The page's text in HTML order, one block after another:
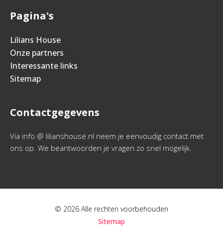
Pagina's
Lilians House
Onze partners
Interessante links
Sitemap
Contactgegevens
Via info @ lilianshouse.nl neem je eenvoudig contact met
ons op. We beantwoorden je vragen zo snel mogelijk.
© 2026 Alle rechten voorbehouden
Sitemap